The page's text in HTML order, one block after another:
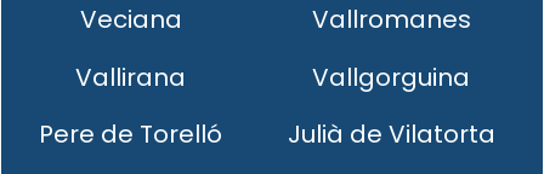
Veciana
Vallromanes
Vallirana
Vallgorguina
Pere de Torelló
Julià de Vilatorta